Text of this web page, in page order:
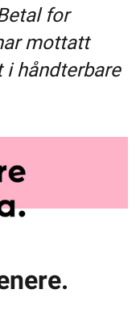
for
mottatt
i håndterbare